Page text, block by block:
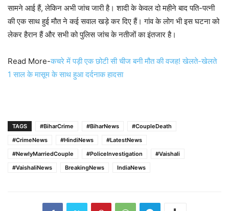
सामने आई हैं, लेकिन अभी जांच जारी है। शादी के केवल दो महीने बाद पति-पत्नी
की एक साथ हुई मौत ने कई सवाल खड़े कर दिए हैं। गांव के लोग भी इस घटना को
लेकर हैरान हैं और सभी को पुलिस जांच के नतीजों का इंतजार है।
Read More-कचरे में पड़ी एक छोटी सी चीज बनी मौत की वजह! खेलते-खेलते
1 साल के मासूम के साथ हुआ दर्दनाक हादसा
TAGS #BiharCrime #BiharNews
#CoupleDeath
#CrimeNews
#HindiNews
#LatestNews
#NewlyMarriedCouple
#PoliceInvestigation
#Vaishali
#VaishaliNews
BreakingNews IndiaNews